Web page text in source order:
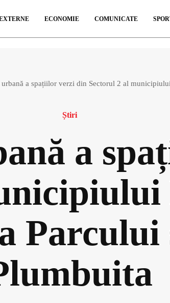
ECONOMIE COMUNICATE
urbană a spațiilor verzi din Sectorul 2 al
Știri
a